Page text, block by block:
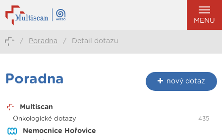
MENU
/ Poradna / Detail dotazu
Poradna nový dotaz
Multiscan
Onkologické dotazy 435
Nemocnice Hořovice